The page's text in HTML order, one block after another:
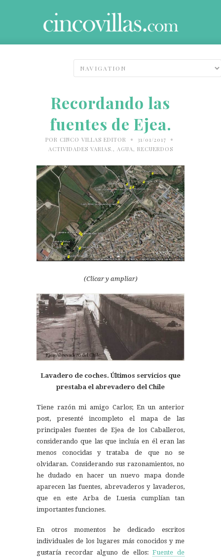
Recordando las
fuentes de Ejea.
POR CINCO VILLAS EDITOR • 31/01/2017 •
ACTIVIDADES VARIAS. , AGUA , RECUERDOS
(Clicar y ampliar)
Lavadero de coches. Últimos servicios que
prestaba el abrevadero del Chile
Tiene razón mi amigo Carlos; En un anterior
post, presenté incompleto el mapa de las
principales fuentes de Ejea de los Caballeros,
considerando que las que incluía en él eran las
menos conocidas y trataba de que no se
olvidaran. Considerando sus razonamientos, no
he dudado en hacer un nuevo mapa donde
aparecen las fuentes, abrevaderos y lavaderos,
que en este Arba de Luesia cumplían tan
importantes funciones.
En otros momentos he dedicado escritos
individuales de los lugares más conocidos y me
gustaría recordar alguno de ellos:Fuente de